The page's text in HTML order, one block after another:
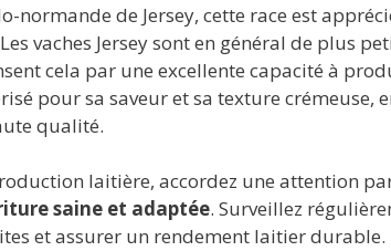
normande de Jersey, cette race est
vaches Jersey sont en général de plus
cela par une excellente capacité à
pour sa saveur et sa texture
qualité.
laitière, accordez une attention
saine et adaptée. Surveillez
et assurer un rendement laitier durable.